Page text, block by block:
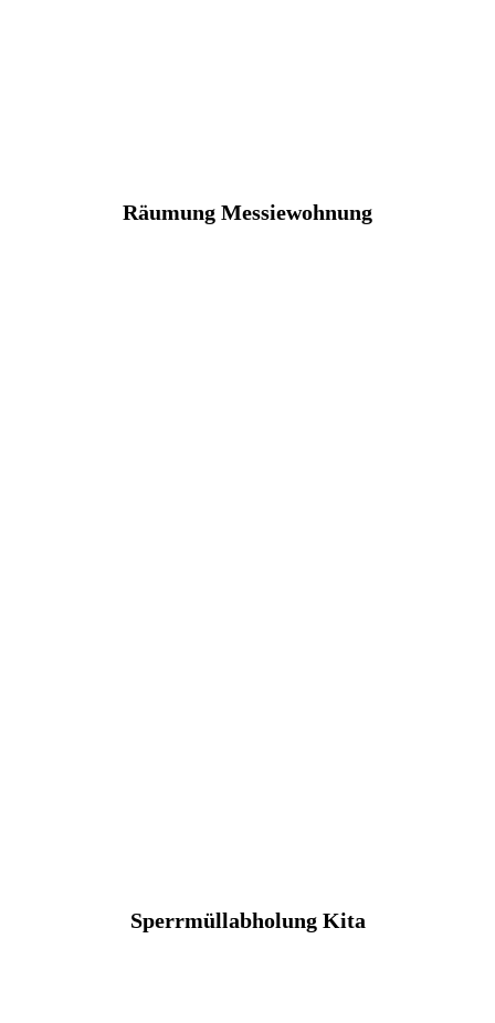
Räumung Messiewohnung
Sperrmüllabholung Kita